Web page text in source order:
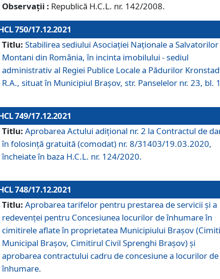
Observații : Republică H.C.L. nr. 142/2008.
750/17.12.2021
Titlu: Stabilirea sediului Asociației Naționale a Salvatorilor
Montani din România, în incinta imobilului - sediul
administrativ al Regiei Publice Locale a Pădurilor
R.A., situat în Municipiul Braşov, str. Panselelor nr. 23, bl.
749/17.12.2021
Titlu: Aprobarea Actului adițional nr. 2 la Contractul de
în folosință gratuită (comodat) nr. 8/31403/19.03.2020,
încheiate în baza H.C.L. nr. 124/2020.
748/17.12.2021
Titlu: Aprobarea tarifelor pentru prestarea de servicii şi a
redevenţei pentru Concesiunea locurilor de înhumare în
cimitirele aflate în proprietatea Municipiului Braşov
Municipal Braşov, Cimitirul Civil Sprenghi Braşov) şi
aprobarea contractului cadru de concesiune a locurilor de
înhumare.